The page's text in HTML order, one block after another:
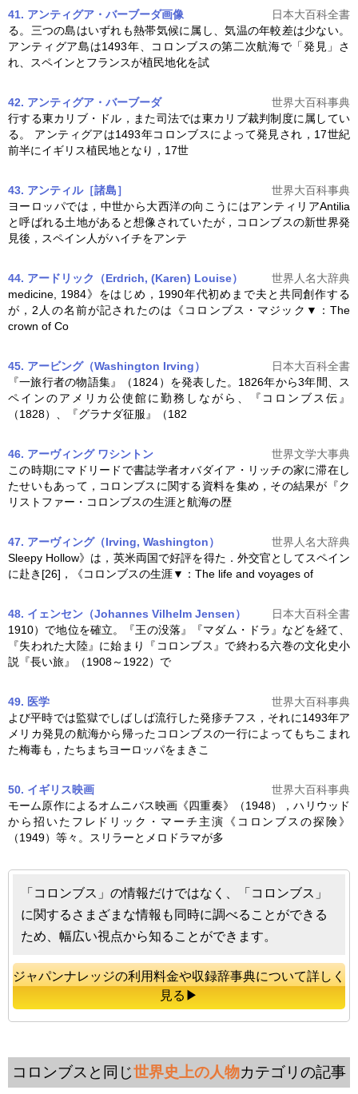
41. アンティグア・バーブーダ画像
日本大百科全書
る。三つの島はいずれも熱帯気候に属し、気温の年較差は少ない。
アンティグア島は1493年、
コロンブスの第二次航海で「発見」さ
れ、スペインとフランスが植民地化を試
42. アンティグア・バーブーダ
世界大百科事典
行する東カリブ・ドル，また司法では東カリブ裁判制度に属してい
る。 アンティグアは1493年コロンブスによって発見され，17世紀
前半にイギリス植民地となり，17世
43. アンティル［諸島］
世界大百科事典
ヨーロッパでは，中世から大西洋の向こうにはアンティリアAntilia
と呼ばれる土地があると想像されていたが， コロンブスの新世界発
見後，スペイン人がハイチをアンテ
44. アードリック（Erdrich, (Karen) Louise）
世界人名大辞典
medicine, 1984》をはじめ，1990年代初めまで夫と共同創作する
が，2人の名前が記されたのは《 コロンブス ・マジック▼：The
crown of Co
45. アービング（Washington Irving）
日本大百科全書
『一旅行者の物語集』（1824）を発表した。1826年から3年間、ス
ペインのアメリカ公使館に勤務しながら、『 コロンブス伝』
（1828）、『グラナダ征服』（182
46. アーヴィング ワシントン
世界文学大事典
この時期にマドリードで書誌学者オバダイア・リッチの家に滞在し
たせいもあって， コロンブス に関する資料を集め，その結果が『ク
リストファー・ コロンブスの生涯と航海の歴
47. アーヴィング（Irving, Washington）
世界人名大辞典
Sleepy Hollow》は，英米両国で好評を得た．外交官としてスペイン
に赴き[26]，《コロンブスの生涯▼：The life and voyages of
48. イェンセン（Johannes Vilhelm Jensen）
日本大百科全書
1910）で地位を確立。『王の没落』『マダム・ドラ』などを経て、
『失われた大陸』に始まり『 コロンブス 』で終わる六巻の文化史小
説『長い旅』（1908～1922）で
49. 医学
世界大百科事典
よび平時では監獄でしばしば流行した発疹チフス，それに1493年ア
メリカ発見の航海から帰った コロンブスの一行によってもちこまれ
た梅毒も，たちまちヨーロッパをまきこ
50. イギリス映画
世界大百科事典
モーム原作によるオムニバス映画《四重奏》（1948），ハリウッド
から招いたフレドリック・マーチ主演《 コロンブスの探険》
（1949）等々。スリラーとメロドラマが多
「コロンブス」の情報だけではなく、「コロンブス」
に関するさまざまな情報も同時に調べることができる
ため、幅広い視点から知ることができます。
ジャパンナレッジの利用料金や収録辞事典について詳しく
見る▶
コロンブスと同じ世界史上の人物カテゴリの記事